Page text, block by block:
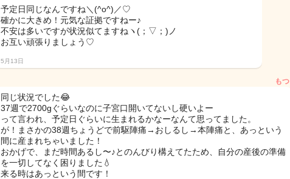
予定日同じなんですね＼(^o^)／♡
確かに大きめ！元気な証拠ですねー♪
不安は多いですが状況似てますねヽ(；▽；)ノ
お互い頑張りましょう♡
5月13日
もつ
同じ状況でした😂
37週で2700gぐらいなのに子宮口開いてないし硬いよー
って言われ、予定日ぐらいに生まれるかなーなんて思ってました。
が！まさかの38週ちょうどで前駆陣痛→おしるし→本陣痛と、あっという
間に産まれちゃいました！
おかげで、まだ時間あるし〜♪とのんびり構えてたため、自分の産後の準備
を一切してなく困りました💧
来る時はあっという間です！